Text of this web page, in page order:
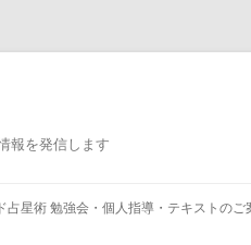
報を発信します
占星術 勉強会・個人指導・テキストのご